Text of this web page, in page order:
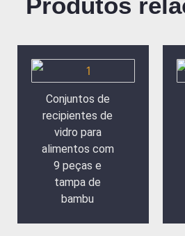
Conjuntos de
recipientes de
vidro para
alimentos com
9 peças e
tampa de
bambu